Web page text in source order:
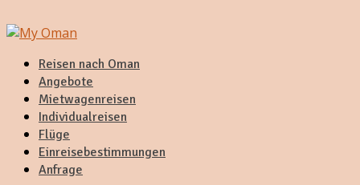
Reisen nach Oman
Angebote
Mietwagenreisen
Individualreisen
Flüge
Einreisebestimmungen
Anfrage